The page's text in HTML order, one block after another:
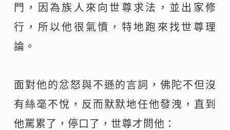
門，因為族人來向世尊求法，並出家修
行，所以他很氣憤，特地跑來找世尊理
論。
面對他的忿怒與不遜的言詞，佛陀不但沒
有絲毫不悅，反而默默地任他發洩，直到
他罵累了，停口了，世尊才問他：